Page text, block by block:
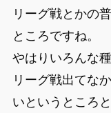
リーグ戦とかの
ところですね。
やはりいろんな
リーグ戦出てな
いというところ